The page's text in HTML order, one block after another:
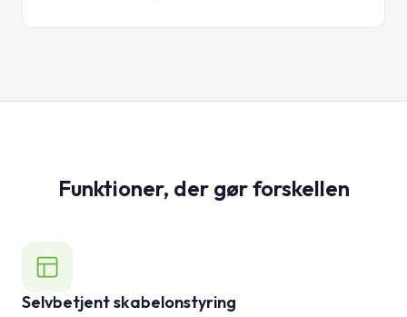
Funktioner, der gør forskellen
Selvbetjent skabelonstyring